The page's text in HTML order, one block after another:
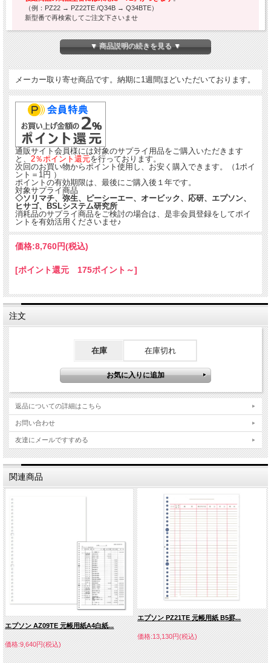
（例：PZ22 → PZ22TE /Q34B → Q34BTE）
新型番で再検索してご注文下さいませ
エプソンの会計・給与シリーズ用帳票です。
のり付・折込用窓付封筒。
プリンターでの印刷には対応していません。
入数：200枚。
▼ 商品説明の続きを見る ▼
メーカー取り寄せ商品です。納期に1週間ほどいただいております。
通販サイト会員様には対象のサプライ用品をご購入いただきます
と、 2％ポイント還元を行っております。
次回のお買い物からポイント使用し、お安く購入できます。（1ポイ
ント＝1円 ）
ポイントの有効期限は、最後にご購入後１年です。
対象サプライ商品
◇ソリマチ、弥生、ピーシーエー、オービック、応研、エプソン、
ヒサゴ、BSLシステム研究所
消耗品のサプライ商品をご検討の場合は、是非会員登録をしてポイ
ントを有効活用くださいませ♪
価格:8,760円(税込)
[ポイント還元 175ポイント～]
注文
在庫 在庫切れ
返品についての詳細はこちら
お問い合わせ
友達にメールですすめる
関連商品
エプソン AZ09TE 元帳用紙A4白紙...
価格:9,640円(税込)
エプソン PZ21TE 元帳用紙 B5罫...
価格:13,130円(税込)